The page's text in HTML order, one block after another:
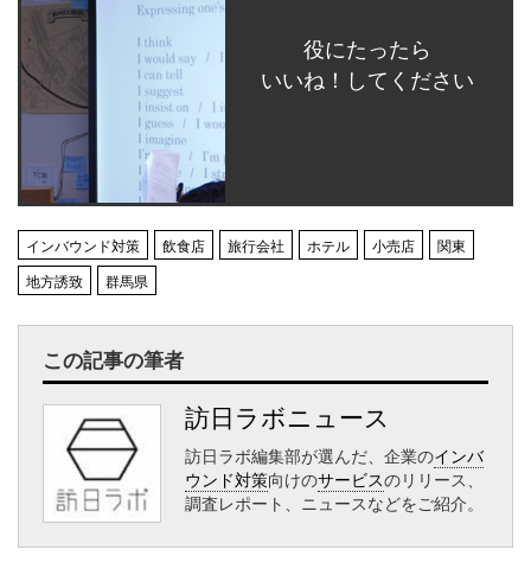
役にたったら
いいね！してください
インバウンド対策 飲食店 旅行会社 ホテル 小売店
関東
地方誘致
群馬県
この記事の筆者
訪日ラボニュース
訪日ラボ編集部が選んだ、企業のインバ
ウンド対策向けのサービスのリリース、
調査レポート、ニュースなどをご紹介。